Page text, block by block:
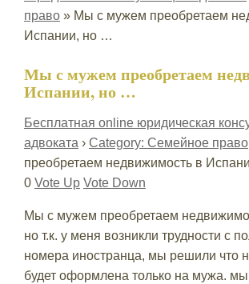
право» Мы с мужем преобретаем
Испании, но …
Мы с мужем преобретаем
Испании, но …
Бесплатная online юридическая
адвоката › Category: Семейное право
преобретаем недвижимость в
0 Vote Up Vote Down
Мы с мужем преобретаем
но т.к. у меня возникли трудности с
номера иностранца, мы решили что
будет оформлена только на мужа.